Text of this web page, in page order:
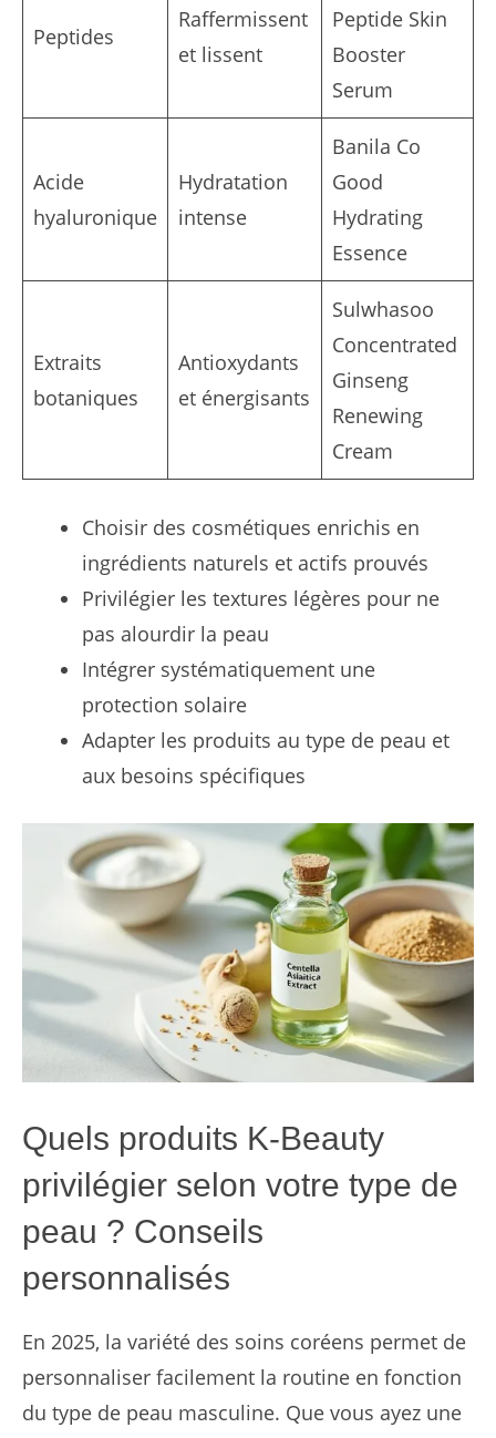
Peptides
Raffermissent
et lissent
Peptide Skin
Booster
Serum
Acide
hyaluronique
Hydratation
intense
Banila Co
Good
Hydrating
Essence
Extraits
botaniques
Antioxydants
et énergisants
Sulwhasoo
Concentrated
Ginseng
Renewing
Cream
Choisir des cosmétiques enrichis en
ingrédients naturels et actifs prouvés
Privilégier les textures légères pour ne
pas alourdir la peau
Intégrer systématiquement une
protection solaire
Adapter les produits au type de peau et
aux besoins spécifiques
Quels produits K-Beauty
privilégier selon votre type de
peau ? Conseils
personnalisés
En 2025, la variété des soins coréens permet de
personnaliser facilement la routine en fonction
du type de peau masculine. Que vous ayez une